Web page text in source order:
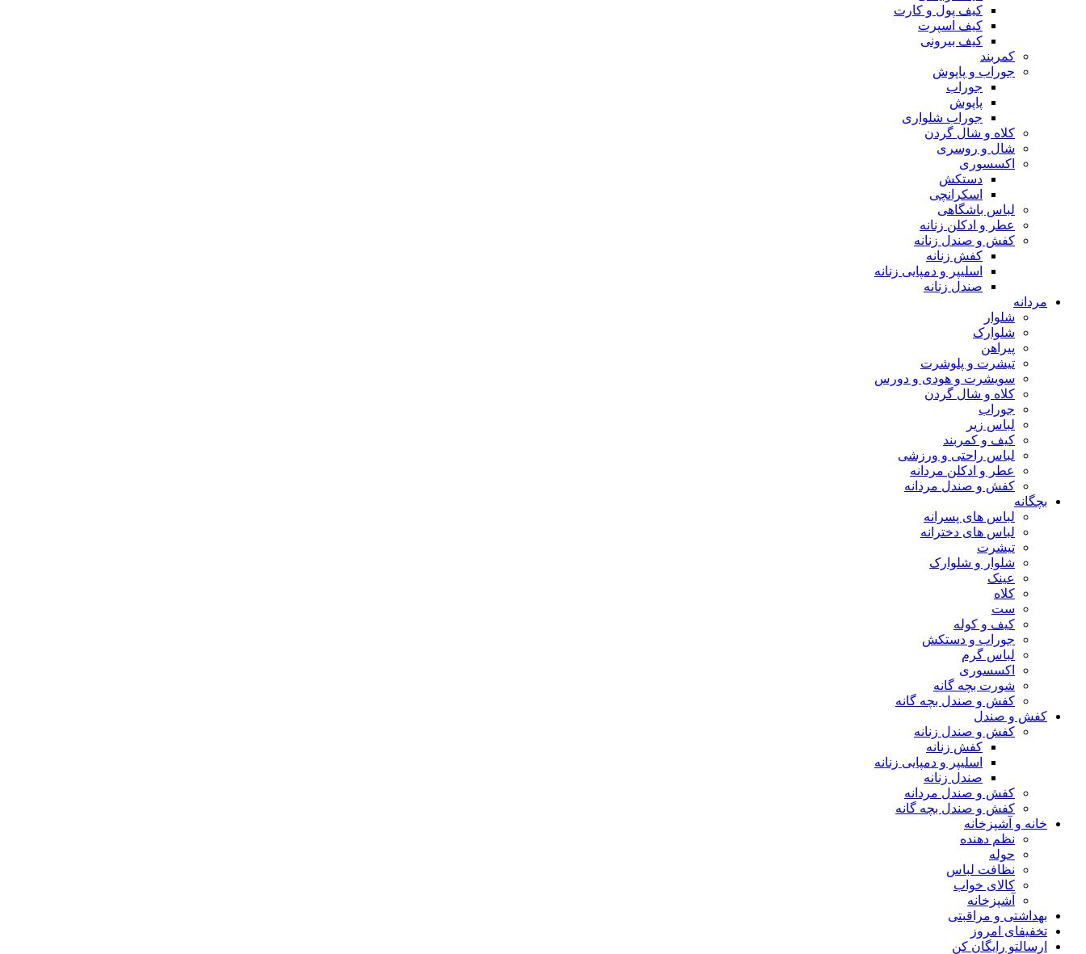
کیف پول و کارت
کیف اسپرت
کیف بیرونی
کمربند
جوراب و پاپوش
جوراب
پاپوش
جوراب شلواری
کلاه و شال گردن
شال و روسری
اکسسوری
دستکش
اسکرانچی
لباس باشگاهی
عطر و ادکلن زنانه
کفش و صندل زنانه
کفش زنانه
اسلیپر و دمپایی زنانه
صندل زنانه
مردانه
شلوار
شلوارک
پیراهن
تیشرت و پلوشرت
سویشرت و هودی و دورس
کلاه و شال گردن
جوراب
لباس زیر
کیف و کمربند
لباس راحتی و ورزشی
عطر و ادکلن مردانه
کفش و صندل مردانه
بچگانه
لباس های پسرانه
لباس های دخترانه
تیشرت
شلوار و شلوارک
عینک
کلاه
ست
کیف و کوله
جوراب و دستکش
لباس گرم
اکسسوری
شورت بچه گانه
کفش و صندل بچه گانه
کفش و صندل
کفش و صندل زنانه
کفش زنانه
اسلیپر و دمپایی زنانه
صندل زنانه
کفش و صندل مردانه
کفش و صندل بچه گانه
خانه و آشپزخانه
نظم دهنده
حوله
نظافت لباس
کالای خواب
آشپزخانه
بهداشتی و مراقبتی
تخفیفای امروز
ارسالتو رایگان کن